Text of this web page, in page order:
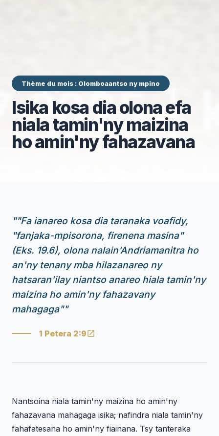
Thème du mois : Olomboaantso ny mpino
Isika kosa dia olona efa
niala tamin'ny maizina
ho amin'ny fahazavana
""Fa ianareo kosa dia taranaka voafidy,
"fanjaka-mpisorona, firenena masina"
(Eks. 19.6), olona nalain'Andriamanitra ho
an'ny tenany mba hilazanareo ny
hatsaran'ilay niantso anareo hiala tamin'ny
maizina ho amin'ny fahazavany
mahagaga""
1 Petera 2:9
Nantsoina niala tamin'ny maizina ho amin'ny
fahazavana mahagaga isika; nafindra niala tamin'ny
fahafatesana ho amin'ny fiainana. Tsy tanteraka